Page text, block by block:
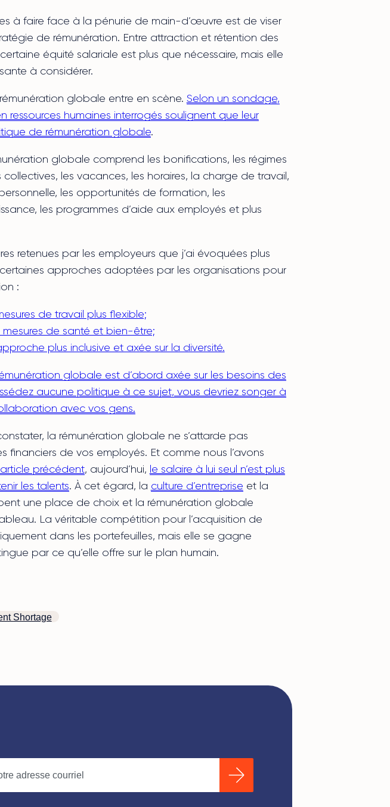
à faire face à la pénurie de main-d’œuvre est de viser
de rémunération. Entre attraction et rétention des
équité salariale est plus que nécessaire, mais elle
à considérer.
globale entre en scène. Selon un sondage,
ressources humaines interrogés soulignent que leur
de rémunération globale.
globale comprend les bonifications, les régimes
collectives, les vacances, les horaires, la charge de travail,
les opportunités de formation, les
les programmes d’aide aux employés et plus
retenues par les employeurs que j’ai évoquées plus
approches adoptées par les organisations pour
:
de travail plus flexible;
mesures de santé et bien-être;
plus inclusive et axée sur la diversité.
globale est d’abord axée sur les besoins des
aucune politique à ce sujet, vous devriez songer à
avec vos gens.
la rémunération globale ne s’attarde pas
financiers de vos employés. Et comme nous l’avons
précédent, aujourd’hui, le salaire à lui seul n’est plus
les talents. À cet égard, la culture d’entreprise et la
une place de choix et la rémunération globale
La véritable compétition pour l’acquisition de
dans les portefeuilles, mais elle se gagne
par ce qu’elle offre sur le plan humain.
Shortage